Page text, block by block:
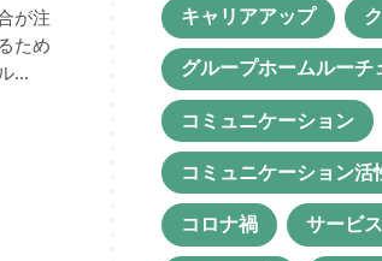
おすす
1年目
IT化
Unipos
その子らし
が注
ため
...
キャリアアップ
グループホームルーチ
コミュニケーション
コミュニケーション活
コロナ禍 サービ